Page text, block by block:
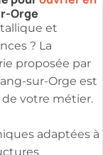
Orge
et
? La
proposée par
sur-Orge est
votre métier.
adaptées à